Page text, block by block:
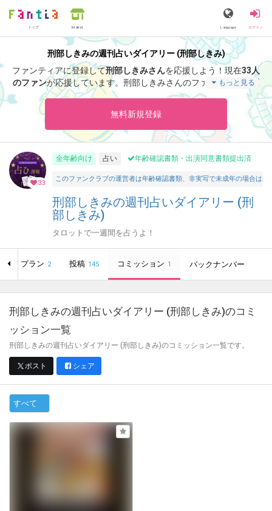
トップ Market Language ログイン
刑部しきみの週刊占いダイアリー (刑部しきみ)
ファンティアに登録して刑部しきみさんを応援しよう！ 現在33人
のファンが応援しています。 刑部しきみさんのファンクラブ「刑
部しきみ」では、「週報 8月10日～8月16日までの豫報
」など
もっと見る
無料新規登録
33
全年齢向け 占い 年齢確認書類・出演同意書類提出済
このファンクラブの運営者は年齢確認書類、非実写で未成年の場合は
刑部しきみの週刊占いダイアリー (刑
部しきみ)
タロットで一週間を占うよ！
プラン 2 投稿 145 コミッション 1 バックナンバー
刑部しきみの週刊占いダイアリー (刑部しきみ)のコミ
ッション一覧
刑部しきみの週刊占いダイアリー (刑部しきみ)のコミッション一覧です。
ポスト シェア
すべて